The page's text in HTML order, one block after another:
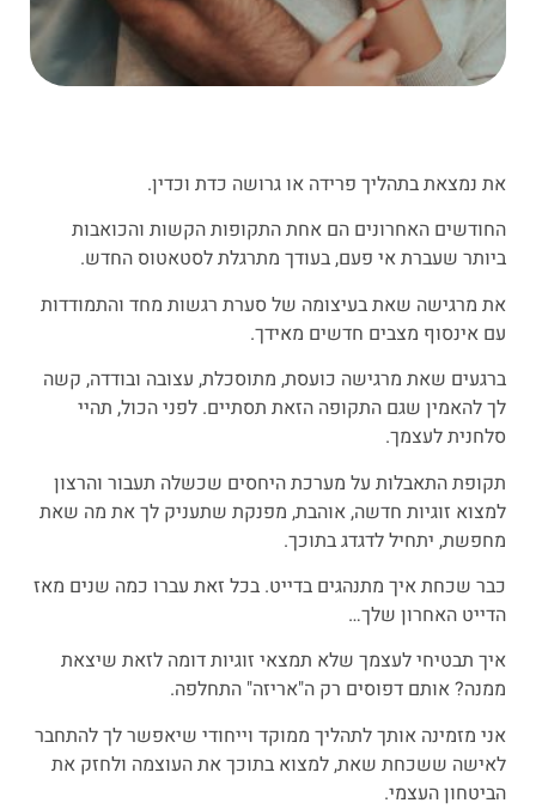
את נמצאת בתהליך פרידה או גרושה כדת וכדין.
החודשים האחרונים הם אחת התקופות הקשות והכואבות
ביותר שעברת אי פעם, בעודך מתרגלת לסטאטוס החדש.
את מרגישה שאת בעיצומה של סערת רגשות מחד והתמודדות
עם אינסוף מצבים חדשים מאידך.
ברגעים שאת מרגישה כועסת, מתוסכלת, עצובה ובודדה, קשה
לך להאמין שגם התקופה הזאת תסתיים. לפני הכול, תהיי
סלחנית לעצמך.
תקופת התאבלות על מערכת היחסים שכשלה תעבור והרצון
למצוא זוגיות חדשה, אוהבת, מפנקת שתעניק לך את מה שאת
מחפשת, יתחיל לדגדג בתוכך.
כבר שכחת איך מתנהגים בדייט. בכל זאת עברו כמה שנים מאז
הדייט האחרון שלך…
איך תבטיחי לעצמך שלא תמצאי זוגיות דומה לזאת שיצאת
ממנה? אותם דפוסים רק ה"אריזה" התחלפה.
אני מזמינה אותך לתהליך ממוקד וייחודי שיאפשר לך להתחבר
לאישה ששכחת שאת, למצוא בתוכך את העוצמה ולחזק את
הביטחון העצמי.